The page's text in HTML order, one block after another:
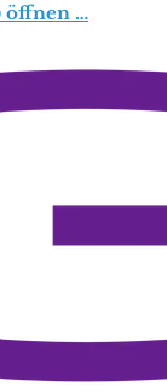
öffnen …